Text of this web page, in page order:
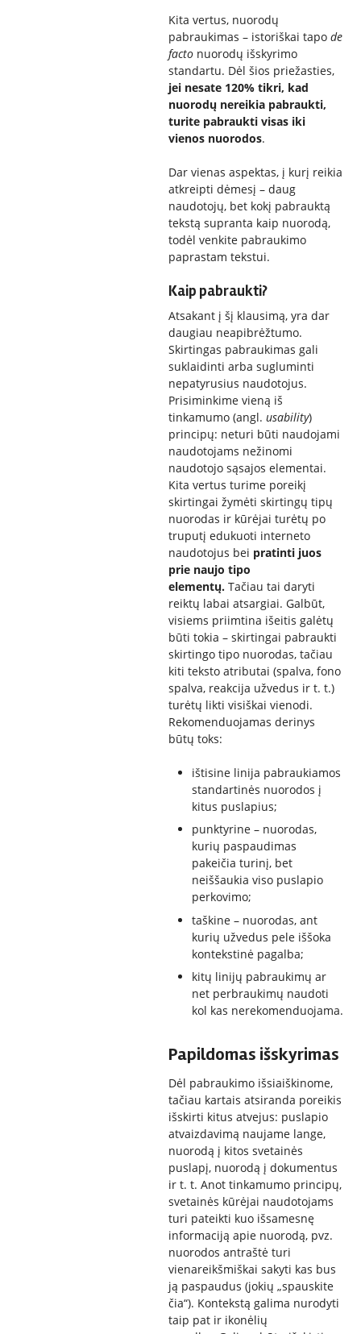
Kita vertus, nuorodų
pabraukimas – istoriškai tapo de
factonuorodų išskyrimo
standartu. Dėl šios priežasties,
jei nesate 120% tikri, kad
nuorodų nereikia pabraukti,
turite pabraukti visas iki
vienos nuorodos.
Dar vienas aspektas, į kurį reikia
atkreipti dėmesį – daug
naudotojų, bet kokį pabrauktą
tekstą supranta kaip nuorodą,
todėl venkite pabraukimo
paprastam tekstui.
Kaip pabraukti?
Atsakant į šį klausimą, yra dar
daugiau neapibrėžtumo.
Skirtingas pabraukimas gali
suklaidinti arba sugluminti
nepatyrusius naudotojus.
Prisiminkime vieną iš
tinkamumo (angl. usability)
principų: neturi būti naudojami
naudotojams nežinomi
naudotojo sąsajos elementai.
Kita vertus turime poreikį
skirtingai žymėti skirtingų tipų
nuorodas ir kūrėjai turėtų po
truputį edukuoti interneto
naudotojus bei pratinti juos
prie naujo tipo
elementų.Tačiau tai daryti
reiktų labai atsargiai. Galbūt,
visiems priimtina išeitis galėtų
būti tokia – skirtingai pabraukti
skirtingo tipo nuorodas, tačiau
kiti teksto atributai (spalva, fono
spalva, reakcija užvedus ir t. t.)
turėtų likti visiškai vienodi.
Rekomenduojamas derinys
būtų toks:
ištisine linija pabraukiamos
standartinės nuorodos į
kitus puslapius;
punktyrine – nuorodas,
kurių paspaudimas
pakeičia turinį, bet
neiššaukia viso puslapio
perkovimo;
taškine – nuorodas, ant
kurių užvedus pele iššoka
kontekstinė pagalba;
kitų linijų pabraukimų ar
net perbraukimų naudoti
kol kas nerekomenduojama.
Papildomas išskyrimas
Dėl pabraukimo išsiaiškinome,
tačiau kartais atsiranda poreikis
išskirti kitus atvejus: puslapio
atvaizdavimą naujame lange,
nuorodą į kitos svetainės
puslapį, nuorodą į dokumentus
ir t. t. Anot tinkamumo principų,
svetainės kūrėjai naudotojams
turi pateikti kuo išsamesnę
informaciją apie nuorodą, pvz.
nuorodos antraštė turi
vienareikšmiškai sakyti kas bus
ją paspaudus (jokių „spauskite
čia“). Kontekstą galima nurodyti
taip pat ir ikonėlių